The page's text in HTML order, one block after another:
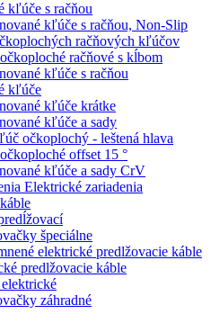
kľúče s račňou
kľúče s račňou, Non-Slip
račňových kľúčov
račňové s kĺbom
kľúče s račňou
kľúče
kľúče krátke
kľúče a sady
očkoplochý - leštená hlava
offset 15 °
kľúče a sady CrV
Elektrické zariadenia
špeciálne
elektrické predlžovacie káble
predlžovacie káble
záhradné